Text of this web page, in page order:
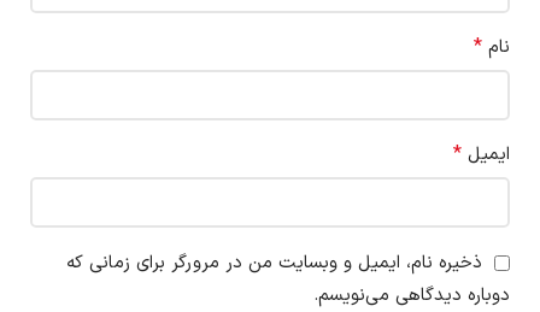
نام *
ایمیل *
ذخیره نام، ایمیل و وبسایت من در مرورگر برای زمانی که
دوباره دیدگاهی می‌نویسم.